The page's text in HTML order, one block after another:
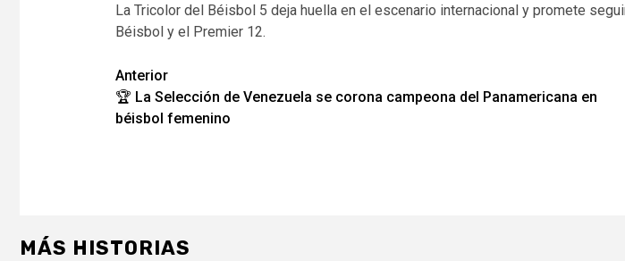
La Tricolor del Béisbol 5 deja huella en el escenario internacional y promete
Béisbol y el Premier 12.
Navegación
de
Anterior
🏆 La Selección de Venezuela se corona campeona del Panamericana en
béisbol femenino
MÁS HISTORIAS